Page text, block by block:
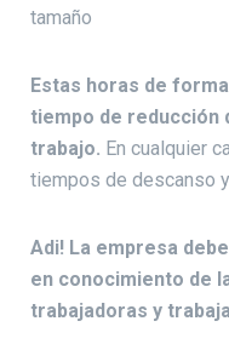
tamaño
Estas horas de
tiempo de reducción
trabajo. En cualquier
tiempos de descanso
Adi! La empresa
en conocimiento de
trabajadoras y